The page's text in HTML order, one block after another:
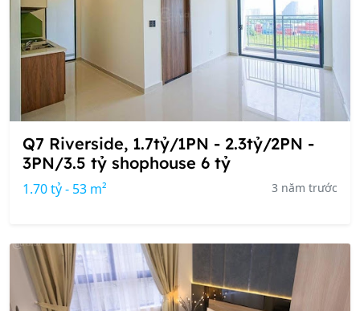
Q7 Riverside, 1.7tỷ/1PN - 2.3tỷ/2PN -
3PN/3.5 tỷ shophouse 6 tỷ
1.70 tỷ - 53 m² 3 năm trước